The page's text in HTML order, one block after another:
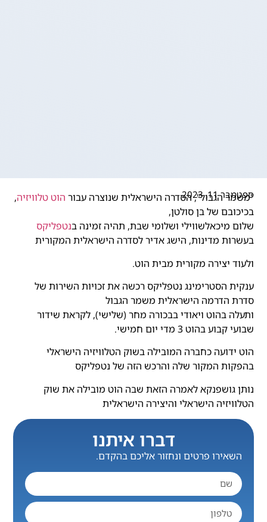
ספטמבר 11, 2023
"משמר הגבול", הסדרה הישראלית שנוצרה עבור הוט טלוויזיה,
בכיכובם של בן סולטן,
שלום מיכאלשווילי ושלומי שבת, תהיה זמינה בנטפליקס
בעשרות מדינות, הישג אדיר לסדרה הישראלית המקורית
ולעוד יצירה מקורית מבית הוט.
ענקית הסטרימינג נטפליקס רכשה את זכויות השירות של
סדרת הדרמה הישראלית משמר הגבול
ותעלה בהוט ויאודי בבכורה מחר (שלישי), לקראת שידור
שבועי קבוע בהוט 3 מדי יום חמישי.
הוט ידועה כחברה המובילה בשוק הטלוויזיה הישראלי
בהפקות המקור שלה והרכש הזה של נטפליקס
נותן גושפנקא לאמרה הזאת שבה הוט מובילה את שוק
הטלוויזיה הישראלי והיצירה הישראלית
דברו איתנו
השאירו פרטים ונחזור אליכם בהקדם.